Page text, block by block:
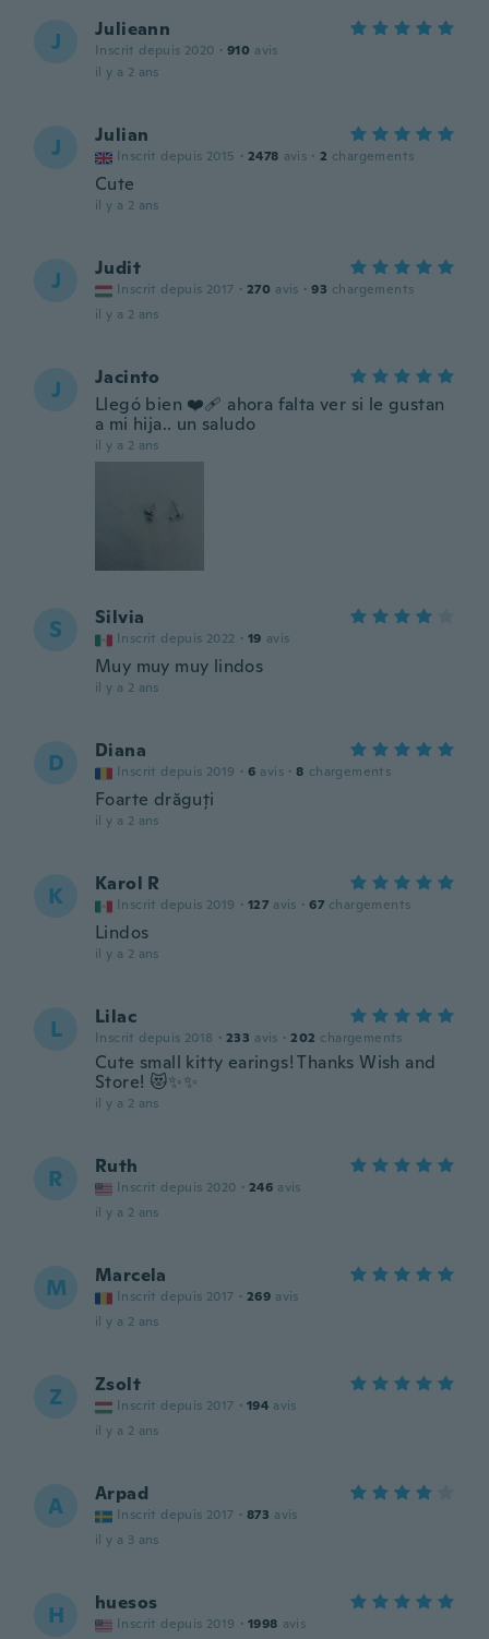
J Julieann
Inscrit depuis 2020 · 910 avis
il y a 2 ans
J Julian
Inscrit depuis 2015 · 2478 avis · 2 chargements
Cute
il y a 2 ans
J Judit
Inscrit depuis 2017 · 270 avis · 93 chargements
il y a 2 ans
J
Jacinto
Llegó bien ❤️‍🩹 ahora falta ver si le gustan
a mi hija.. un saludo
il y a 2 ans
S Silvia
Inscrit depuis 2022 · 19 avis
Muy muy muy lindos
il y a 2 ans
D Diana
Inscrit depuis 2019 · 6 avis · 8 chargements
Foarte drăguți
il y a 2 ans
K Karol R
Inscrit depuis 2019 · 127 avis · 67 chargements
Lindos
il y a 2 ans
L Lilac
Inscrit depuis 2018 · 233 avis · 202 chargements
Cute small kitty earings! Thanks Wish and
Store! 😻✨✨
il y a 2 ans
R Ruth
Inscrit depuis 2020 · 246 avis
il y a 2 ans
M Marcela
Inscrit depuis 2017 · 269 avis
il y a 2 ans
Z Zsolt
Inscrit depuis 2017 · 194 avis
il y a 2 ans
A Arpad
Inscrit depuis 2017 · 873 avis
il y a 3 ans
H huesos
Inscrit depuis 2019 · 1998 avis